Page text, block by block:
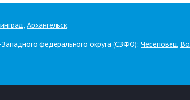
, Архангельск.
федерального округа (СЗФО): Череповец,